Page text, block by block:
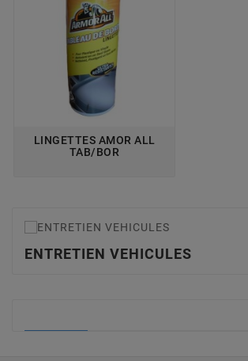
LINGETTES AMOR ALL
TAB/BOR
ENTRETIEN VEHICULES